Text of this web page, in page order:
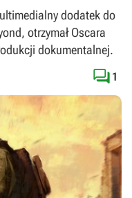
dodatek do
otrzymał Oscara
dokumentalnej.
 1